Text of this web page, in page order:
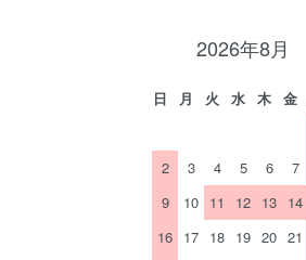
2026年8月
日 月 火 水 木 金
2
3 4 5 6 7
9
10 11 12 13 14
16 17 18 19 20 21